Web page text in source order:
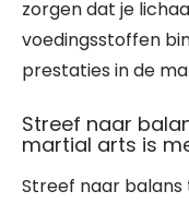
zorgen dat je
voedingsstoffen
prestaties in de
Streef naar
martial arts is
Streef naar balans